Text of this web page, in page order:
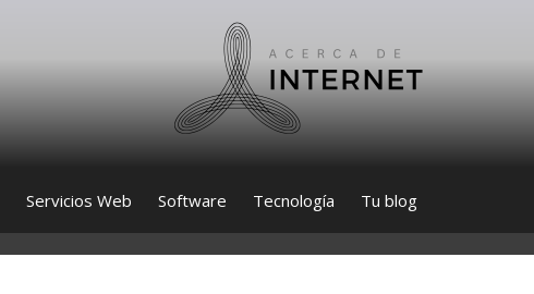
Servicios Web Software Tecnología Tu blog